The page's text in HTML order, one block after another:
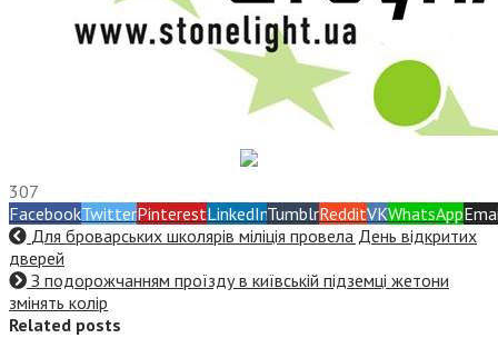
307
FacebookTwitterPinterestLinkedInTumblrRedditVKWhatsApp
Для броварських школярів міліція провела День відкритих
дверей
З подорожчанням проїзду в київській підземці жетони
змінять колір
Related posts